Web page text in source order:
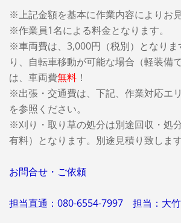
※上記金額を基本に作業内容によりお見
※作業員1名による料金となります。
※車両費は、3,000円（税別）となりま
り、自転車移動が可能な場合（軽装備
は、車両費無料！
※出張・交通費は、下記、作業対応エ
を参照ください。
※刈り・取り草の処分は別途回収・処
有料）となります。別途見積り致します
お問合せ・ご依頼
担当直通：080-6554-7997 担当：大竹